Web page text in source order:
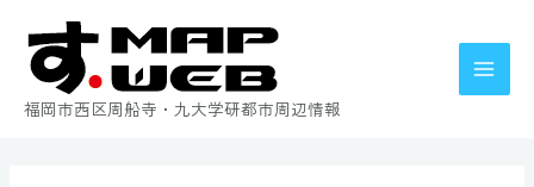
福岡市西区周船寺・九大学研都市周辺情報